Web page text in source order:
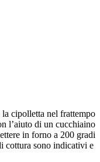
cipolletta nel frattempo
l’aiuto di un cucchiaino
in forno a 200 gradi
cottura sono indicativi e